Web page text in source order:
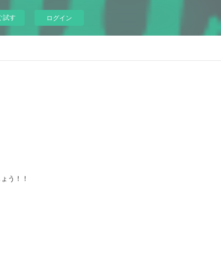
試す ログイン
う！！